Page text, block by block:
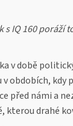
IQ 160 poráží
v době
obdobích, kdy
před námi a
kterou drahé